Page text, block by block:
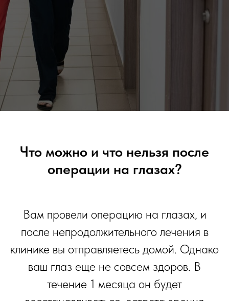
Что можно и что нельзя после
операции на глазах?
Вам провели операцию на глазах, и
после непродолжительного лечения в
клинике вы отправляетесь домой. Однако
ваш глаз еще не совсем здоров. В
течение 1 месяца он будет